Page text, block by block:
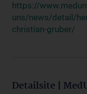
https://
uns/news/detail/
christian-gruber/
Detailsite |